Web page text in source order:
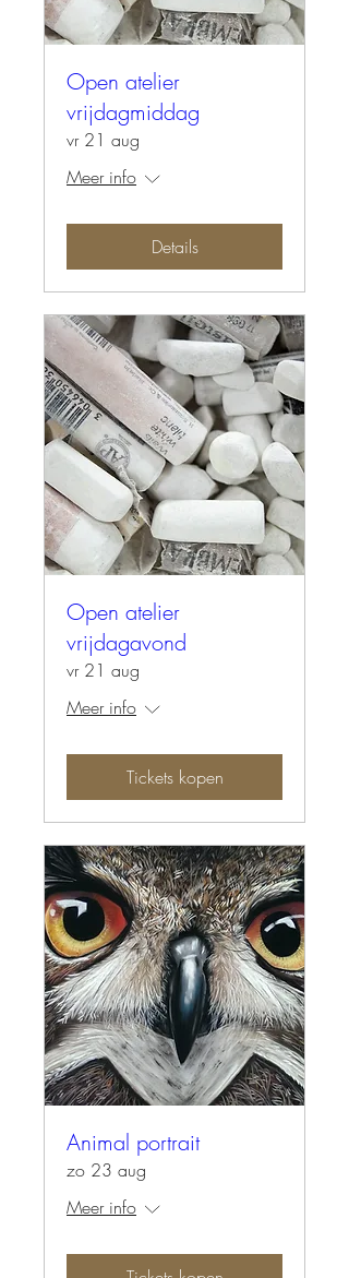
Open atelier
vrijdagmiddag
vr 21 aug
Meer info
Details
Open atelier
vrijdagavond
vr 21 aug
Meer info
Tickets kopen
Animal portrait
zo 23 aug
Meer info